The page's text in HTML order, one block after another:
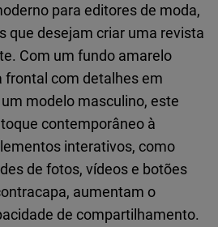
para editores de moda,
que desejam criar uma revista
Com um fundo amarelo
frontal com detalhes em
modelo masculino, este
contemporâneo à
interativos, como
de fotos, vídeos e botões
aumentam o
de compartilhamento.